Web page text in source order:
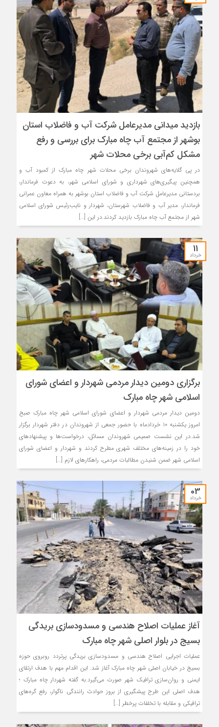
بازدید میدانی مدیرعامل شرکت آب و فاضلاب استان
بوشهر از مجتمع آب چاه مبارک برای بررسی و رفع
مشکل کم‌آبی برخی محلات شهر
در پی گلایه‌های شهروندان برخی محلات شهر چاه مبارک از کمبود آب و
همچنین پیگیری‌های شهرداری و شورای اسلامی شهر، به دعوت فرماندار،
بردستانی مدیرعامل شرکت آب و فاضلاب استان بوشهر به همراه معاون عمرانی
فرماندار، مدیر آب و فاضلاب شهرستان، شهردار و نایب‌رئیس شورای اسلامی
شهر از مجتمع آب چاه مبارک بازدید کردند.در این […]
11
خرداد
برگزاری دومین دیدار مردمی شهردار و اعضای شورای
اسلامی شهر چاه مبارک
دومین دیدار مردمی شهردار و اعضای شورای اسلامی شهر چاه مبارک صبح
امروز یکشنبه ۱۰ خردادماه با حضور جمعی از شهروندان در دفتر شهردار برگزار
شد.در این نشست صمیمی شهروندان مسائل، درخواست‌ها و پیشنهادهای
خود را در زمینه‌های مختلف شهری مطرح کردند و شهردار و اعضای شورای
اسلامی شهر ضمن شنیدن مطالبات مردمی، راهکارهای لازم […]
03
خرداد
آغاز عملیات اصلاح هندسی و مسدودسازی بریدگی
بسیج در بلوار اصلی شهر چاه مبارک
عملیات اجرایی اصلاح هندسی و مسدودسازی بریدگی پرتردد روبروی حوزه
بسیج در خیابان اصلی شهر چاه مبارک آغاز شد. این اقدام مهم با هدف ارتقای
ایمنی و روان‌سازی ترافیک شهر صورت می‌گیرد.به گفته شهردار چاه مبارک ؛
هدف اصلی این طرح پیشگیری از بروز حوادث رانندگی ناگوار، رفع گره‌های
ترافیکی و مقابله با تخلفات پرخطر […]